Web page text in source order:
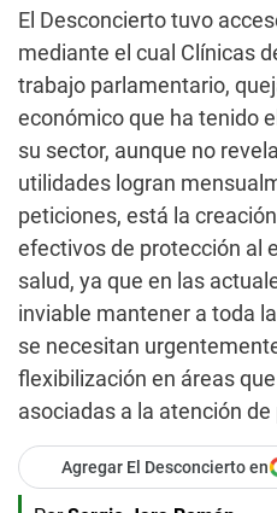
El Desconcierto tuvo
mediante el cual Clínicas
trabajo parlamentario,
económico que ha tenido
su sector, aunque no
utilidades logran
peticiones, está la
efectivos de protección al
salud, ya que en las
inviable mantener a toda
se necesitan
flexibilización en áreas
asociadas a la atención
Agregar El Desconcierto en